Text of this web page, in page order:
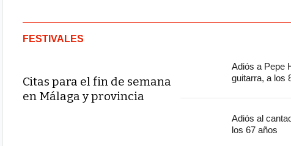
FESTIVALES
Citas para el fin de semana
en Málaga y provincia
Adiós a Pepe
guitarra, a los
Adiós al
los 67 años